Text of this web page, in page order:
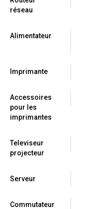
réseau
Alimentateur
Imprimante
Accessoires
pour les
imprimantes
Televiseur
projecteur
Serveur
Commutateur